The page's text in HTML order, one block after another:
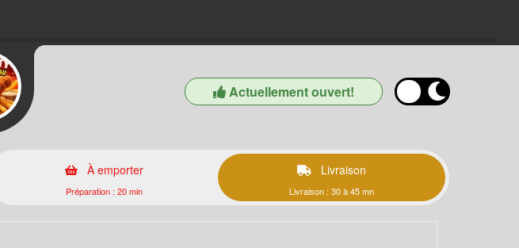
Actuellement ouvert!
À emporter
Préparation : 20 min
Livraison
Livraison : 30 à 45 mn